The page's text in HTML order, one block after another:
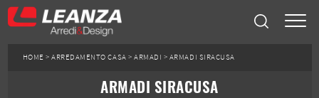
HOME >ARREDAMENTO CASA >ARMADI > ARMADI SIRACUSA
ARMADI SIRACUSA